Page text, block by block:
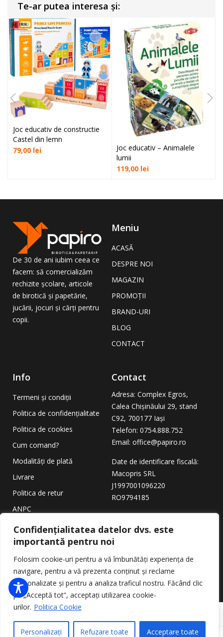
Confidențialitatea datelor dvs. este
importantă pentru noi
Folosim cookie-uri pentru a vă îmbunătăți experiența de
navigare, pentru a vă prezenta conținut și reclame
personalizate și pentru a analiza traficul nostru. Făcând clic
pe „Acceptă tot”, acceptați utilizarea cookie-
urilor. Politica Cookie
Personalizați Refuzare toate Acceptare toate
Te-ar putea interesa și:
Joc educativ de constructie
Castel din lemn
79,00 lei
Joc educativ – Animalele
lumii
119,00 lei
De 30 de ani iubim ceea ce
facem: să comercializăm
rechizite școlare, articole
de birotică și papetărie,
jucării, jocuri și cărți pentru
copii.
Meniu
ACASĂ
DESPRE NOI
MAGAZIN
PROMOȚII
BRAND-URI
BLOG
CONTACT
Info
Termeni și condiții
Politica de confidențialitate
Politica de cookies
Cum comand?
Modalități de plată
Livrare
Politica de retur
ANPC
Contact
Adresa: Complex Egros,
Calea Chișinăului 29, stand
C92, 700177 Iași
Telefon: 0754.888.752
Email: office@papiro.ro
Date de identificare fiscală:
Macopris SRL
J1997001096220
RO9794185